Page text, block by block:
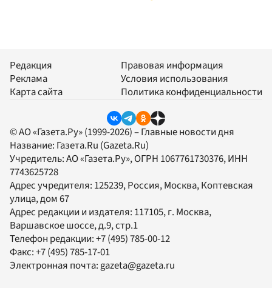
Редакция
Реклама
Карта сайта
Правовая информация
Условия использования
Политика конфиденциальности
© АО «Газета.Ру» (1999-2026) – Главные новости дня
Название: Газета.Ru (Gazeta.Ru)
Учредитель:АО «Газета.Ру», ОГРН 1067761730376, ИНН
7743625728
Адрес учредителя: 125239, Россия, Москва, Коптевская
улица, дом 67
Адрес редакции и издателя: 117105, г. Москва,
Варшавское шоссе, д.9, стр.1
Телефон редакции:+7 (495) 785-00-12
Факс:+7 (495) 785-17-01
Электронная почта: gazeta@gazeta.ru